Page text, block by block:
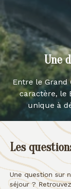
Une
Entre le Grand
caractère, le
unique à
Les
Une question sur
séjour ?